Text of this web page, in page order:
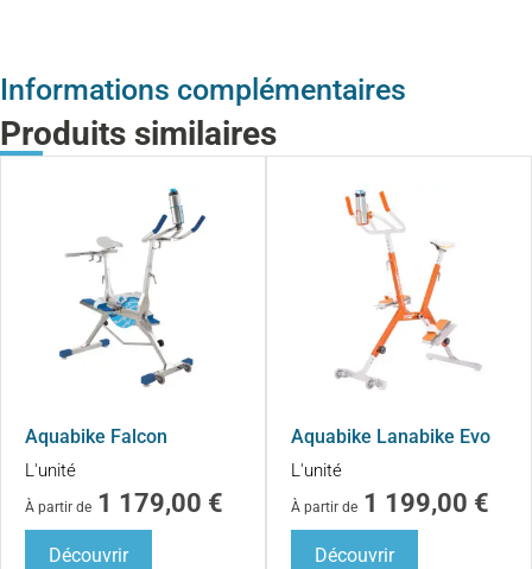
Informations complémentaires
Produits similaires
Aquabike Falcon
L'unité
À partir de 1 179,00 €
Découvrir
Aquabike Lanabike Evo
L'unité
À partir de 1 199,00 €
Découvrir